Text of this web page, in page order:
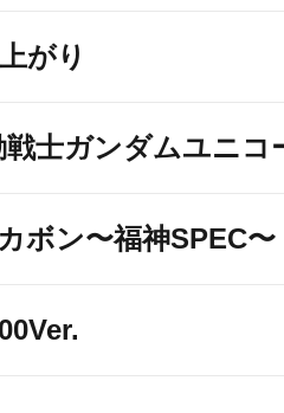
がり
士ガンダムユニコ
ボン〜福神SPEC〜